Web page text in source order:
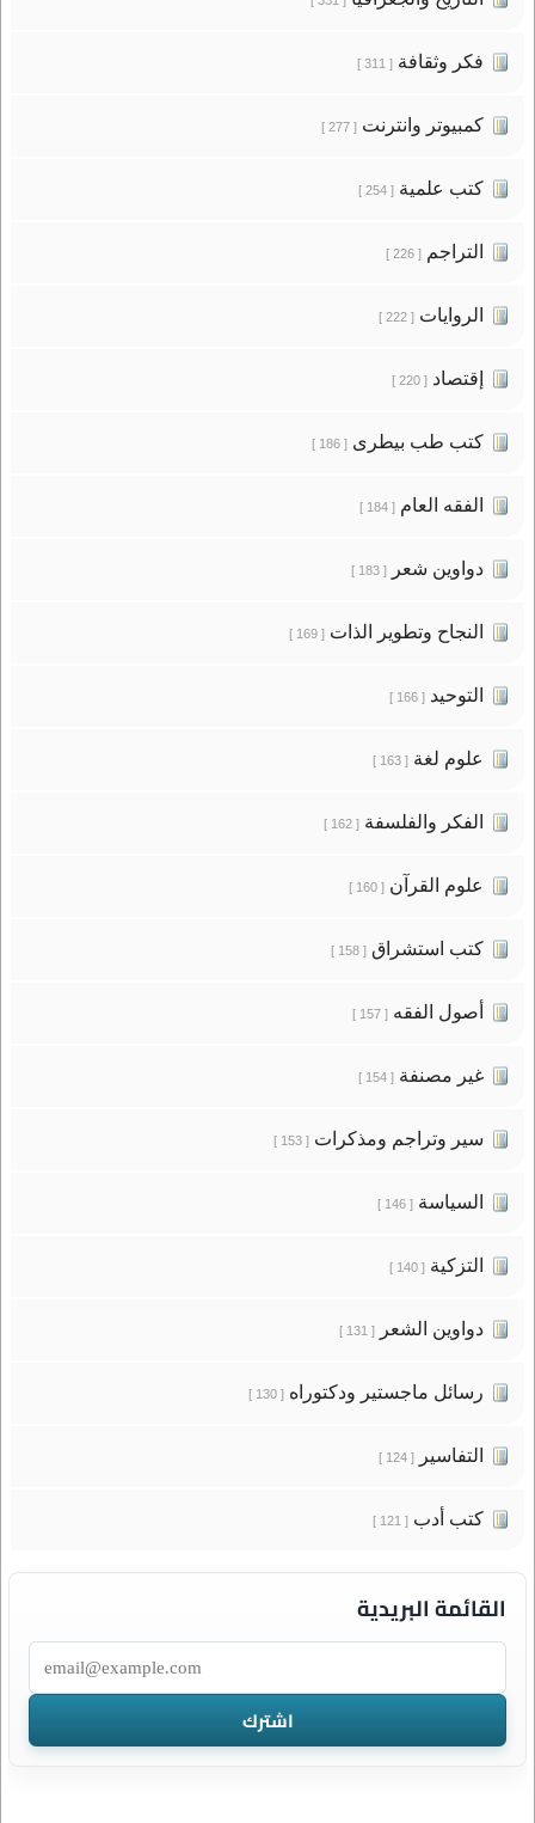
فكر وثقافة[ 311 ]
كمبيوتر وانترنت[ 277 ]
كتب علمية[ 254 ]
التراجم[ 226 ]
الروايات[ 222 ]
إقتصاد[ 220 ]
كتب طب بيطرى[ 186 ]
الفقه العام[ 184 ]
دواوين شعر[ 183 ]
النجاح وتطوير الذات[ 169 ]
التوحيد[ 166 ]
علوم لغة[ 163 ]
الفكر والفلسفة[ 162 ]
علوم القرآن[ 160 ]
كتب استشراق[ 158 ]
أصول الفقه[ 157 ]
غير مصنفة[ 154 ]
سير وتراجم ومذكرات[ 153 ]
السياسة[ 146 ]
التزكية[ 140 ]
دواوين الشعر[ 131 ]
رسائل ماجستير ودكتوراه[ 130 ]
التفاسير[ 124 ]
كتب أدب[ 121 ]
القائمة البريدية